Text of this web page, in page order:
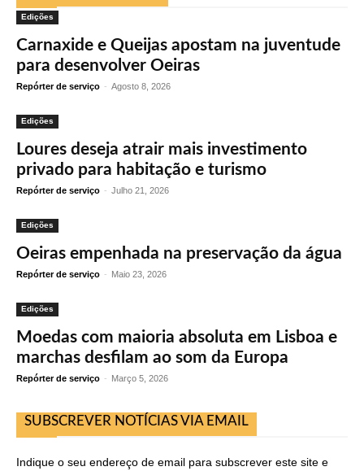
Edições
Carnaxide e Queijas apostam na juventude
para desenvolver Oeiras
Repórter de serviço - Agosto 8, 2026
Edições
Loures deseja atrair mais investimento
privado para habitação e turismo
Repórter de serviço - Julho 21, 2026
Edições
Oeiras empenhada na preservação da água
Repórter de serviço - Maio 23, 2026
Edições
Moedas com maioria absoluta em Lisboa e
marchas desfilam ao som da Europa
Repórter de serviço - Março 5, 2026
SUBSCREVER NOTÍCIAS VIA EMAIL
Indique o seu endereço de email para subscrever este site e